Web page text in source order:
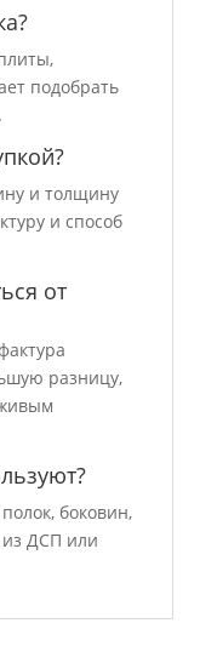
подобрать
и толщину
и способ
от
разницу,
боковин,
из ДСП или